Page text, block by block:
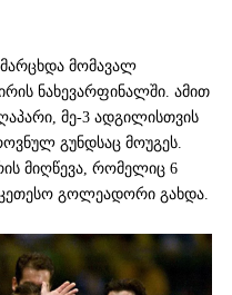
მომავალ
ნახევარფინალში. ამით
მე-3 ადგილისთვის
გუნდსაც მოუგეს.
მიღწევა, რომელიც 6
გოლეადორი გახდა.